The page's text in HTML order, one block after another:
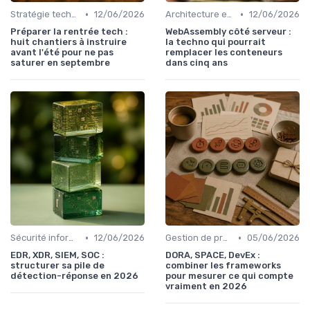
Stratégie technologique • 12/06/2026
Préparer la rentrée tech :
huit chantiers à instruire
avant l'été pour ne pas
saturer en septembre
Architecture et infrastructure • 12/06/2026
WebAssembly côté serveur :
la techno qui pourrait
remplacer les conteneurs
dans cinq ans
Sécurité informatique • 12/06/2026
EDR, XDR, SIEM, SOC :
structurer sa pile de
détection-réponse en 2026
Gestion de projet • 05/06/2026
DORA, SPACE, DevEx :
combiner les frameworks
pour mesurer ce qui compte
vraiment en 2026